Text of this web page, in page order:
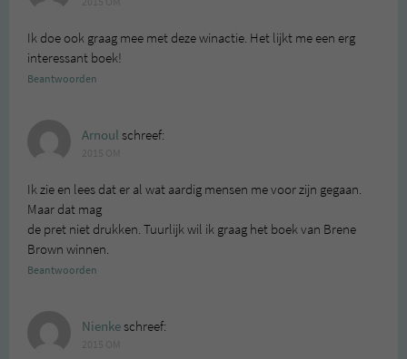
Ik doe ook graag mee met deze winactie. Het lijkt me een erg
interessant boek!
Beantwoorden
Arnoul schreef:
Ik zie en lees dat er al wat aardig mensen me voor zijn gegaan.
Maar dat mag
de pret niet drukken. Tuurlijk wil ik graag het boek van Brene
Brown winnen.
Beantwoorden
Nienkeschreef: